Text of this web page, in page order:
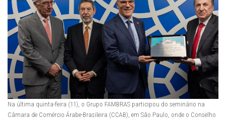
Na última quinta-feira (11), o Grupo FAMBRAS participou do seminário na
Câmara de Comércio Árabe-Brasileira (CCAB), em São Paulo, onde o Conselho